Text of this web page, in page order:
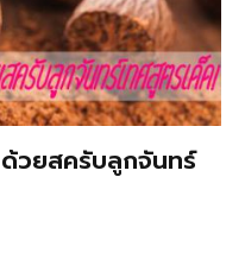
วยสครับลูกจันทร์